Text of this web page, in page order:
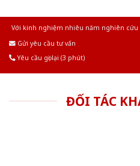
Với kinh nghiệm nhiêu năm nghiên
Gửi yêu cầu tư vấn
Yêu cầu gọi lại (3 phút)
ĐỐI TÁC